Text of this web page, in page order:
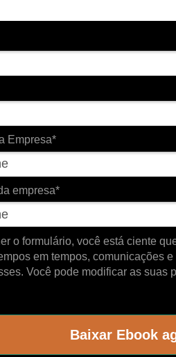
Empresa*
empresa*
o formulário, você está ciente
em tempos, comunicações
Você pode modificar as suas
Baixar Ebook